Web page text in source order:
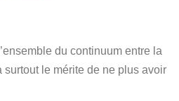
du continuum entre la
le mérite de ne plus avoir